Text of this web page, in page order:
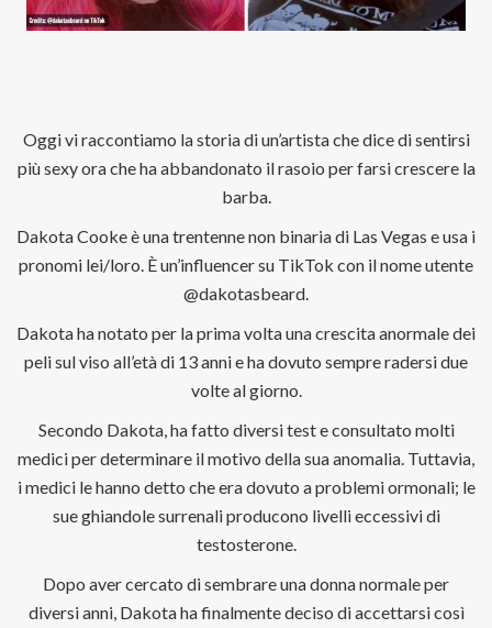
Oggi vi raccontiamo la storia di un’artista che dice di sentirsi
più sexy ora che ha abbandonato il rasoio per farsi crescere la
barba.
Dakota Cooke è una trentenne non binaria di Las Vegas e usa i
pronomi lei/loro. È un’influencer su TikTok con il nome utente
@dakotasbeard.
Dakota ha notato per la prima volta una crescita anormale dei
peli sul viso all’età di 13 anni e ha dovuto sempre radersi due
volte al giorno.
Secondo Dakota, ha fatto diversi test e consultato molti
medici per determinare il motivo della sua anomalia. Tuttavia,
i medici le hanno detto che era dovuto a problemi ormonali; le
sue ghiandole surrenali producono livelli eccessivi di
testosterone.
Dopo aver cercato di sembrare una donna normale per
diversi anni, Dakota ha finalmente deciso di accettarsi così